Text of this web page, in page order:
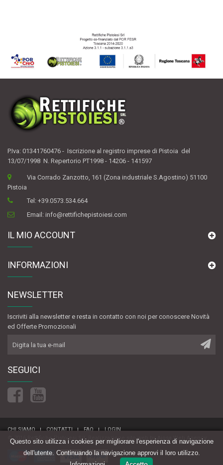
P.Iva: 01341760476 - Iscrizione al registro imprese di Pistoia del
13/07/1998 N. Repertorio PT1998 - 14206 - 141597
Via Corrado Zanzotto, 161 (Zona industriale S.Agostino) 51100
Pistoia
Tel:+39.0573.534.664
Email:info@rettifichepistoiesi.com
IL MIO ACCOUNT
INFORMAZIONI
NEWSLETTER
Iscriviti alla newsletter e resta in contatto con noi per conoscere Novità
ed Offerte Promozionali
SEGUICI
CHI SIAMO CONTATTI FAQ
LOGIN
© 2016 Rettifiche Pistoiesi Srl.
Realizzazione sito web by Aiosa Web Agency
Questo sito utilizza i cookies per migliorare l'esperienza di navigazione
dell'utente. Continuando la navigazione approvi il loro utilizzo.